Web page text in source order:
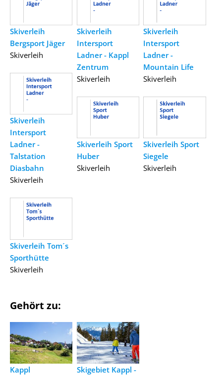
Skiverleih
Bergsport Jäger
Skiverleih
Skiverleih
Intersport
Ladner -
Talstation
Diasbahn
Skiverleih
Skiverleih Tom´s
Sporthütte
Skiverleih
Skiverleih
Intersport
Ladner - Kappl
Zentrum
Skiverleih
Skiverleih Sport
Huber
Skiverleih
Skiverleih
Intersport
Ladner -
Mountain Life
Skiverleih
Skiverleih Sport
Siegele
Skiverleih
Gehört zu:
Kappl
Skigebiet Kappl -